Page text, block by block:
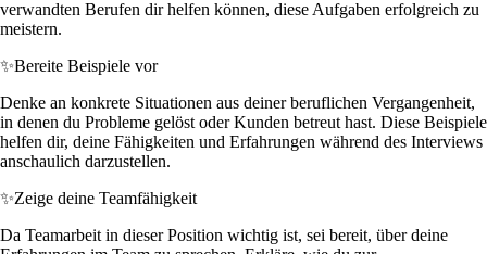
verwandten Berufen dir helfen können, diese Aufgaben erfolgreich zu
meistern.
✨Bereite Beispiele vor
Denke an konkrete Situationen aus deiner beruflichen Vergangenheit,
in denen du Probleme gelöst oder Kunden betreut hast. Diese Beispiele
helfen dir, deine Fähigkeiten und Erfahrungen während des Interviews
anschaulich darzustellen.
✨Zeige deine Teamfähigkeit
Da Teamarbeit in dieser Position wichtig ist, sei bereit, über deine